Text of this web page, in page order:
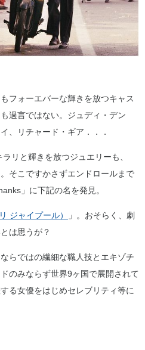
フォーエバーな輝きを放つキャス
過言ではない。ジュディ・デン
、リチャード・ギア．．．
リと輝きを放つジュエリーも、
そこですかさずエンドロールまで
」に下記の名を発見。
ジャイプール）
」。おそらく、劇
は思うが？
らではの繊細な職人技とエキゾチ
のみならず世界9ヶ国で展開されて
る女優をはじめセレブリティ等に